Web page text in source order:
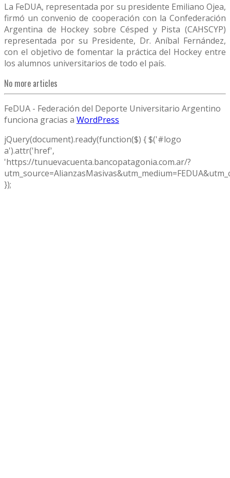
La FeDUA, representada por su presidente Emiliano Ojea,
firmó un convenio de cooperación con la Confederación
Argentina de Hockey sobre Césped y Pista (CAHSCYP)
representada por su Presidente, Dr. Aníbal Fernández,
con el objetivo de fomentar la práctica del Hockey entre
los alumnos universitarios de todo el país.
No more articles
FeDUA - Federación del Deporte Universitario Argentino
funciona gracias a WordPress
jQuery(document).ready(function($) { $('#logo
a').attr('href',
'https://tunuevacuenta.bancopatagonia.com.ar/?
});